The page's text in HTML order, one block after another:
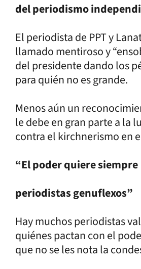
del periodismo
El periodista de PPT y
llamado mentiroso y
del presidente dando los
para quién no es grande.
Menos aún un
le debe en gran parte a la
contra el kirchnerismo en
“El poder quiere siempre
periodistas genuflexos”
Hay muchos periodistas
quiénes pactan con el
que no se les nota la